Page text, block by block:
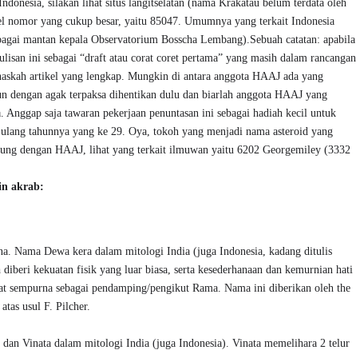
silakan lihat situs langitselatan (nama Krakatau belum terdata oleh
nomor yang cukup besar, yaitu 85047. Umumnya yang terkait Indonesia
mantan kepala Observatorium Bosscha Lembang).Sebuah catatan: apabila
ini sebagai “draft atau corat coret pertama” yang masih dalam rancangan
artikel yang lengkap. Mungkin di antara anggota HAAJ ada yang
dengan agak terpaksa dihentikan dulu dan biarlah anggota HAAJ yang
Anggap saja tawaran pekerjaan penuntasan ini sebagai hadiah kecil untuk
tahunnya yang ke 29. Oya, tokoh yang menjadi nama asteroid yang
dengan HAAJ, lihat yang terkait ilmuwan yaitu 6202 Georgemiley (3332
akrab:
Nama Dewa kera dalam mitologi India (juga Indonesia, kadang ditulis
kekuatan fisik yang luar biasa, serta kesederhanaan dan kemurnian hati
sempurna sebagai pendamping/pengikut Rama. Nama ini diberikan oleh the
usul F. Pilcher.
dan Vinata dalam mitologi India (juga Indonesia). Vinata memelihara 2 telur